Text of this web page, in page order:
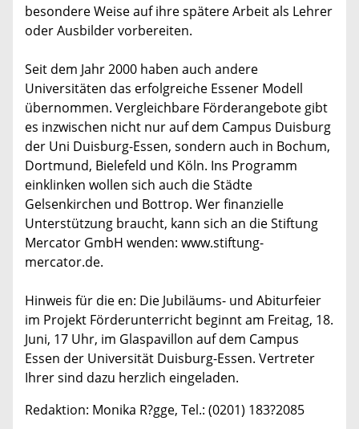
besondere Weise auf ihre spätere Arbeit als Lehrer
oder Ausbilder vorbereiten.
Seit dem Jahr 2000 haben auch andere
Universitäten das erfolgreiche Essener Modell
übernommen. Vergleichbare Förderangebote gibt
es inzwischen nicht nur auf dem Campus Duisburg
der Uni Duisburg-Essen, sondern auch in Bochum,
Dortmund, Bielefeld und Köln. Ins Programm
einklinken wollen sich auch die Städte
Gelsenkirchen und Bottrop. Wer finanzielle
Unterstützung braucht, kann sich an die Stiftung
Mercator GmbH wenden: www.stiftung-
mercator.de.
Hinweis für die en: Die Jubiläums- und Abiturfeier
im Projekt Förderunterricht beginnt am Freitag, 18.
Juni, 17 Uhr, im Glaspavillon auf dem Campus
Essen der Universität Duisburg-Essen. Vertreter
Ihrer sind dazu herzlich eingeladen.
Redaktion: Monika R?gge, Tel.: (0201) 183?2085